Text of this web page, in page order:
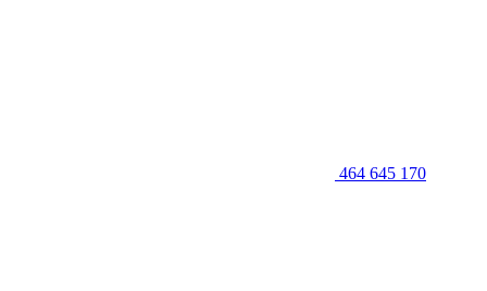
464 645 170